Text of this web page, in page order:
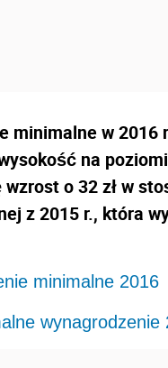
minimalne w 2016
na
o 32 zł w
z 2015 r., która
minimalne 2016
wynagrodzenie